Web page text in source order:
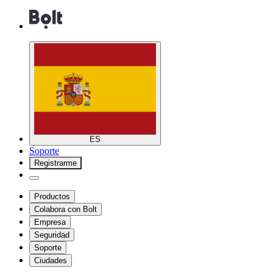
ES
Soporte
Registrarme
Productos
Colabora con Bolt
Empresa
Seguridad
Soporte
Ciudades